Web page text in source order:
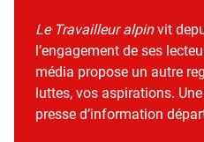
Le Travailleur alpinvit
l’engagement de ses
média propose un autre
luttes, vos aspirations.
presse d’information